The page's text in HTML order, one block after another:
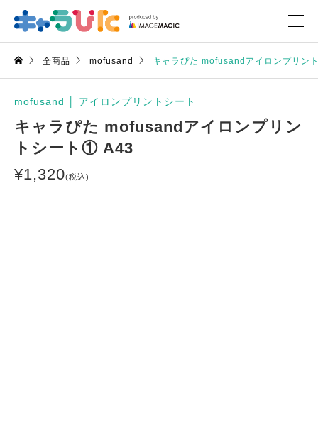
全商品 mofusand キャラぴた mofusandアイロンプリン
mofusand アイロンプリントシート
キャラぴた mofusandアイロンプリン
トシート① A43
¥1,320(税込)